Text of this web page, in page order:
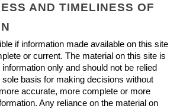
AND TIMELINESS OF
if information made available on this site
or current. The material on this site is
only and should not be relied
sole basis for making decisions without
accurate, more complete or more
Any reliance on the material on